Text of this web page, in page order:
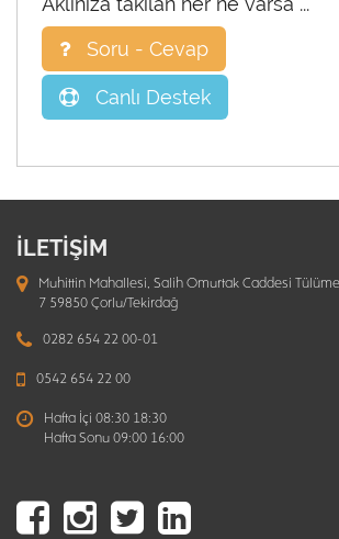
Soru - Cevap
Canlı Destek
İLETİŞİM
Muhittin Mahallesi, Salih Omurtak Caddesi
7 59850 Çorlu/Tekirdağ
0282 654 22 00-01
0542 654 22 00
Hafta İçi 08:30 18:30
Hafta Sonu 09:00 16:00